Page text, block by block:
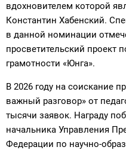
вдохновителем которой
Константин Хабенский.
в данной номинации
просветительский проект
грамотности «Юнга».
В 2026 году на соискание
важный разговор» от
тысячи заявок. Награду
начальника Управления
Федерации по научно-